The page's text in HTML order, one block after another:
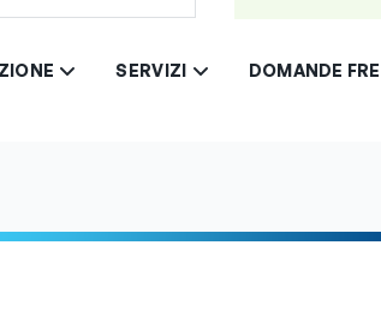
SERVIZI DOMANDE